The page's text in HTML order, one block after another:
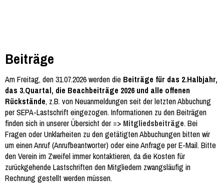
Beiträge
Am Freitag, den 31.07.2026 werden die Beiträge für das 2.Halbjahr,
das 3.Quartal, die Beachbeiträge 2026 und alle offenen
Rückstände, z.B. von Neuanmeldungen seit der letzten Abbuchung
per SEPA-Lastschrift eingezogen. Informationen zu den Beiträgen
finden sich in unserer Übersicht der => Mitgliedsbeiträge. Bei
Fragen oder Unklarheiten zu den getätigten Abbuchungen bitten wir
um einen Anruf (Anrufbeantworter) oder eine Anfrage per E-Mail. Bitte
den Verein im Zweifel immer kontaktieren, da die Kosten für
zurückgehende Lastschriften den Mitgliedern zwangsläufig in
Rechnung gestellt werden müssen.